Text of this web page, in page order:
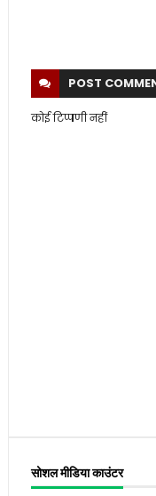
POST
कोई टिप्पणी नहीं
सोशल मीडिया काउंटर